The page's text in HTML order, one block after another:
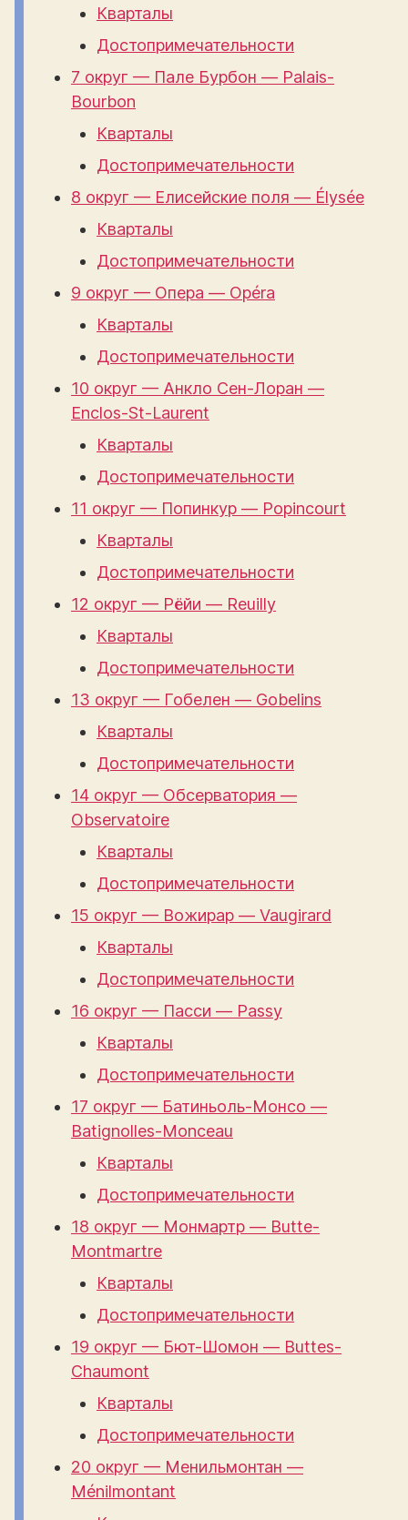
Кварталы
Достопримечательности
7 округ — Пале Бурбон — Palais-
Bourbon
Кварталы
Достопримечательности
8 округ — Елисейские поля — Élysée
Кварталы
Достопримечательности
9 округ — Опера — Opéra
Кварталы
Достопримечательности
10 округ — Анкло Сен-Лоран —
Enclos-St-Laurent
Кварталы
Достопримечательности
11 округ — Попинкур — Popincourt
Кварталы
Достопримечательности
12 округ — Рёйи — Reuilly
Кварталы
Достопримечательности
13 округ — Гобелен — Gobelins
Кварталы
Достопримечательности
14 округ — Обсерватория —
Observatoire
Кварталы
Достопримечательности
15 округ — Вожирар — Vaugirard
Кварталы
Достопримечательности
16 округ — Пасси — Passy
Кварталы
Достопримечательности
17 округ — Батиньоль-Монсо —
Batignolles-Monceau
Кварталы
Достопримечательности
18 округ — Монмартр — Butte-
Montmartre
Кварталы
Достопримечательности
19 округ — Бют-Шомон — Buttes-
Chaumont
Кварталы
Достопримечательности
20 округ — Менильмонтан —
Ménilmontant